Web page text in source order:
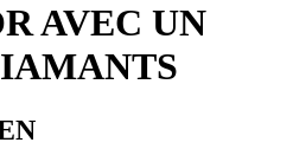
AVEC UN